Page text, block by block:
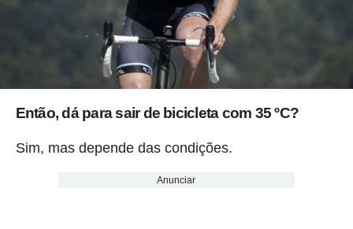
Então, dá para sair de bicicleta com 35 ºC?
Sim, mas depende das condições.
Anunciar